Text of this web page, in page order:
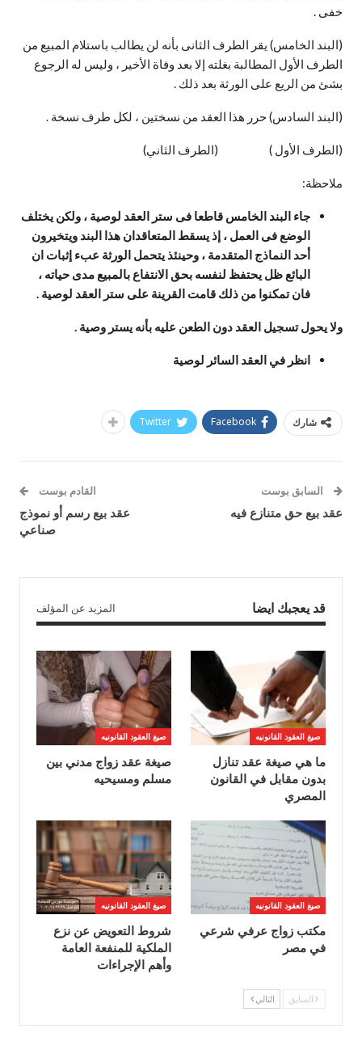
خفى .
(البند الخامس) يقر الطرف الثانى بأنه لن يطالب باستلام المبيع من
الطرف الأول المطالبة بغلته إلا بعد وفاة الأخير ، وليس له الرجوع
بشئ من الريع على الورثة بعد ذلك .
(البند السادس) حرر هذا العقد من نسختين ، لكل طرف نسخة .
(الطرف الأول ) (الطرف الثاني)
ملاحظة:
جاء البند الخامس قاطعا فى ستر العقد لوصية ، ولكن يختلف
الوضع فى العمل ، إذ يسقط المتعاقدان هذا البند ويتخيرون
أحد النماذج المتقدمة ، وحينئذ يتحمل الورثة عبء إثبات ان
البائع ظل يحتفظ لنفسه بحق الانتفاع بالمبيع مدى حياته ،
فان تمكنوا من ذلك قامت القرينة على ستر العقد لوصية .
ولا يحول تسجيل العقد دون الطعن عليه بأنه يستر وصية .
انظر في العقد السائر لوصية
شارك Facebook
Twitter
السابق بوست
عقد بيع حق متنازع فيه
القادم بوست
عقد بيع رسم أو نموذج
صناعي
قد يعجبك ايضا المزيد عن المؤلف
صيغ العقود القانونيه
ما هي صيغة عقد تنازل
بدون مقابل في القانون
المصري
صيغ العقود القانونيه
صيغة عقد زواج مدني بين
مسلم ومسيحيه
صيغ العقود القانونيه
مكتب زواج عرفي شرعي
في مصر
صيغ العقود القانونيه
شروط التعويض عن نزع
الملكية للمنفعة العامة
وأهم الإجراءات
السابق التالي